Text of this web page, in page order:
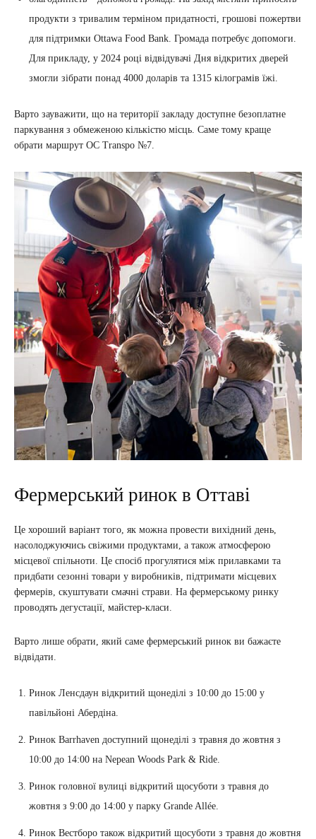
продукти з тривалим терміном придатності, грошові пожертви
для підтримки Ottawa Food Bank. Громада потребує допомоги.
Для прикладу, у 2024 році відвідувачі Дня відкритих дверей
змогли зібрати понад 4000 доларів та 1315 кілограмів їжі.
Варто зауважити, що на території закладу доступне безоплатне
паркування з обмеженою кількістю місць. Саме тому краще
обрати маршрут OC Transpo №7.
Фермерський ринок в Оттаві
Це хороший варіант того, як можна провести вихідний день,
насолоджуючись свіжими продуктами, а також атмосферою
місцевої спільноти. Це спосіб прогулятися між прилавками та
придбати сезонні товари у виробників, підтримати місцевих
фермерів, скуштувати смачні страви. На фермерському ринку
проводять дегустації, майстер-класи.
Варто лише обрати, який саме фермерський ринок ви бажаєте
відвідати.
Ринок Ленсдаун відкритий щонеділі з 10:00 до 15:00 у
павільйоні Абердіна.
Ринок Barrhaven доступний щонеділі з травня до жовтня з
10:00 до 14:00 на Nepean Woods Park & ​​Ride.
Ринок головної вулиці відкритий щосуботи з травня до
жовтня з 9:00 до 14:00 у парку Grande Allée.
Ринок Вестборо також відкритий щосуботи з травня до жовтня